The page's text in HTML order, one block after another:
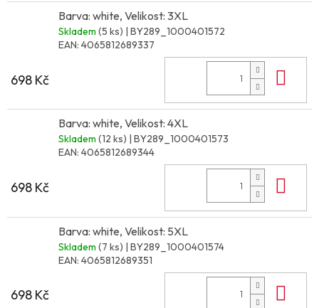
Barva: white, Velikost: 3XL
Skladem (5 ks) | BY289_1000401572
EAN: 4065812689337
698 Kč
Barva: white, Velikost: 4XL
Skladem (12 ks) | BY289_1000401573
EAN: 4065812689344
698 Kč
Barva: white, Velikost: 5XL
Skladem (7 ks) | BY289_1000401574
EAN: 4065812689351
698 Kč